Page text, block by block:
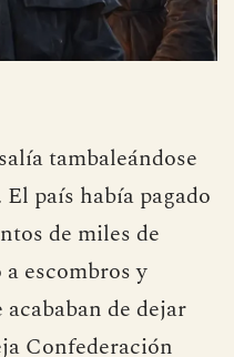
tambaleándose
país había pagado
de miles de
escombros y
de dejar
Confederación